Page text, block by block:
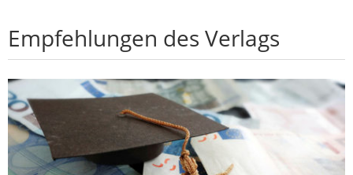
Empfehlungen des Verlags